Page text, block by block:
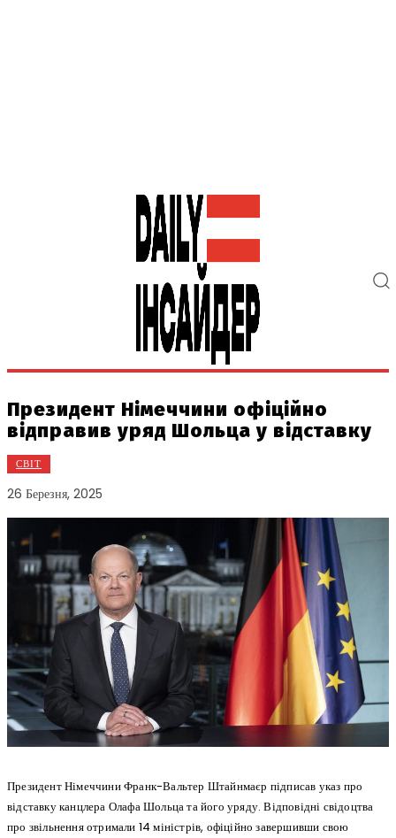
Президент Німеччини офіційно
відправив уряд Шольца у відставку
СВІТ
26 Березня, 2025
Президент Німеччини Франк-Вальтер Штайнмаєр підписав указ про
відставку канцлера Олафа Шольца та його уряду. Відповідні свідоцтва
про звільнення отримали 14 міністрів, офіційно завершивши свою